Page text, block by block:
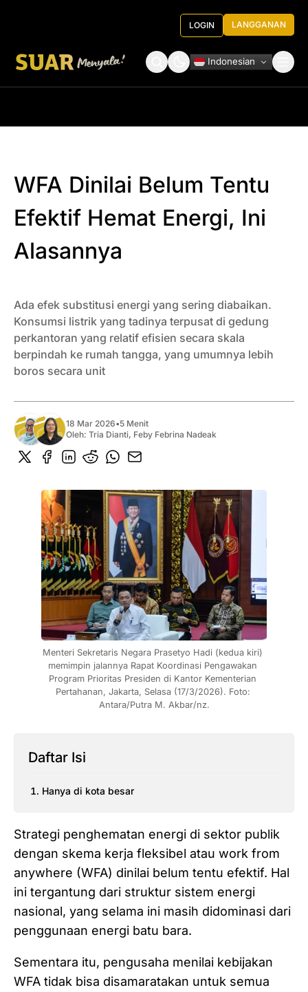
LOGIN LANGGANAN
Indonesian
WFA Dinilai Belum Tentu
Efektif Hemat Energi, Ini
Alasannya
Ada efek substitusi energi yang sering diabaikan.
Konsumsi listrik yang tadinya terpusat di gedung
perkantoran yang relatif efisien secara skala
berpindah ke rumah tangga, yang umumnya lebih
boros secara unit
18 Mar 2026•5 Menit
Oleh: Tria Dianti, Feby Febrina Nadeak
Menteri Sekretaris Negara Prasetyo Hadi (kedua kiri)
memimpin jalannya Rapat Koordinasi Pengawakan
Program Prioritas Presiden di Kantor Kementerian
Pertahanan, Jakarta, Selasa (17/3/2026). Foto:
Antara/Putra M. Akbar/nz.
Daftar Isi
Hanya di kota besar
Strategi penghematan energi di sektor publik
dengan skema kerja fleksibel atau work from
anywhere (WFA) dinilai belum tentu efektif. Hal
ini tergantung dari struktur sistem energi
nasional, yang selama ini masih didominasi dari
penggunaan energi batu bara.
Sementara itu, pengusaha menilai kebijakan
WFA tidak bisa disamaratakan untuk semua